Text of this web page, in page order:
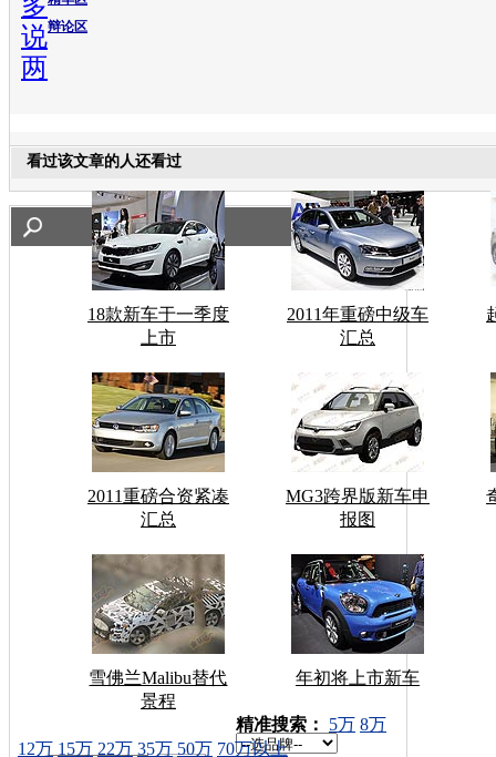
辩论区
说
两
看过该文章的人还看过
18款新车于一季度
上市
2011年重磅中级车
汇总
2011重磅合资紧凑
汇总
MG3跨界版新车申
报图
雪佛兰Malibu替代
景程
年初将上市新车
车型搜索：
精准搜索： 5万 8万
12万 15万 22万 35万 50万 70万以上